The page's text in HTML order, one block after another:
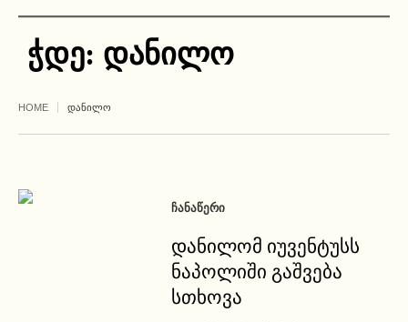
ჭდე: დანილო
HOME ᲓᲐᲜᲘᲚᲝ
ᲩᲐᲜᲐᲬᲔᲠᲘ
დანილომ იუვენტუსს
ნაპოლიში გაშვება
სთხოვა